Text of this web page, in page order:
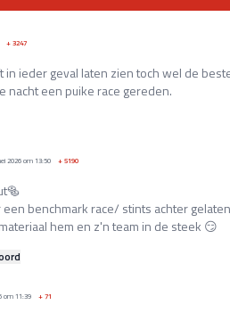
+3247
in ieder geval laten zien toch wel de
nacht een puike race gereden.
2026 om 13:50 +5190
benchmark race/ stints achter
hem en z'n team in de steek 😏
om 11:39 +71